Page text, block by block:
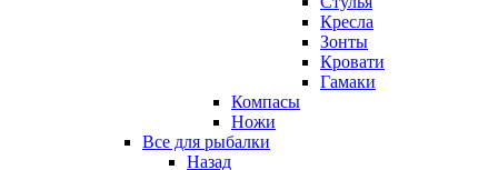
Кресла
Зонты
Кровати
Гамаки
Компасы
Ножи
Все для рыбалки
Назад